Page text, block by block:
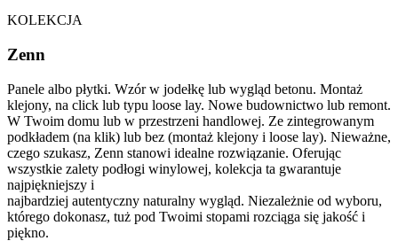
KOLEKCJA
Zenn
Panele albo płytki. Wzór w jodełkę lub wygląd betonu. Montaż
klejony, na click lub typu loose lay. Nowe budownictwo lub remont.
W Twoim domu lub w przestrzeni handlowej. Ze zintegrowanym
podkładem (na klik) lub bez (montaż klejony i loose lay). Nieważne,
czego szukasz, Zenn stanowi idealne rozwiązanie. Oferując
wszystkie zalety podłogi winylowej, kolekcja ta gwarantuje
najpiękniejszy i
najbardziej autentyczny naturalny wygląd. Niezależnie od wyboru,
którego dokonasz, tuż pod Twoimi stopami rozciąga się jakość i
piękno.